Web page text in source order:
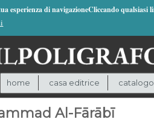
esperienza di navigazioneCliccando qualsiasi
home casa editrice catalogo
Al-Fārābī